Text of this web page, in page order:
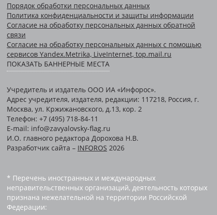
Порядок обработки персональных данных
Политика конфиденциальности и защиты информации
Согласие на обработку персональных данных обратной
связи
Согласие на обработку персональных данных с помощью
сервисов Yandex.Metrika, LiveInternet, top.mail.ru
ПОКАЗАТЬ БАННЕРНЫЕ МЕСТА
Учредитель и издатель ООО ИА «Инфорос».
Адрес учредителя, издателя, редакции: 117218, Россия, г.
Москва, ул. Кржижановского, д.13, кор. 2
Телефон: +7 (495) 718-84-11
E-mail: info@zavyalovsky-flag.ru
И.О. главного редактора Дорохова Н.В.
Разработчик сайта – INFOROS 2026
* Перечень иностранных и международных
неправительственных организаций, деятельность которых
признана нежелательной на территории Российской
Федерации: